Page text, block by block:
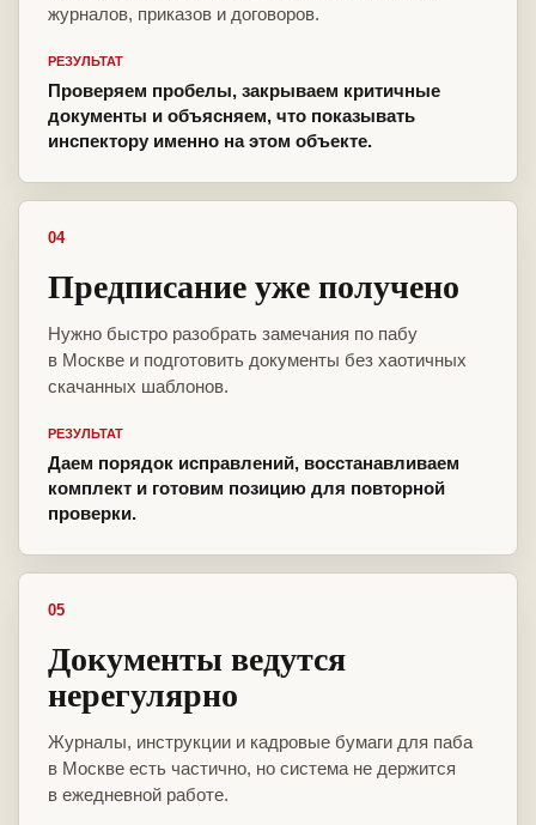
журналов, приказов и договоров.
РЕЗУЛЬТАТ
Проверяем пробелы, закрываем критичные
документы и объясняем, что показывать
инспектору именно на этом объекте.
04
Предписание уже получено
Нужно быстро разобрать замечания по пабу
в Москве и подготовить документы без хаотичных
скачанных шаблонов.
РЕЗУЛЬТАТ
Даем порядок исправлений, восстанавливаем
комплект и готовим позицию для повторной
проверки.
05
Документы ведутся
нерегулярно
Журналы, инструкции и кадровые бумаги для паба
в Москве есть частично, но система не держится
в ежедневной работе.